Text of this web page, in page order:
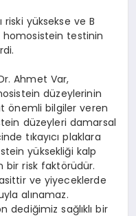
riski yüksekse ve B
homosistein testinin
Ahmet Var,
düzeylerinin
önemli bilgiler veren
düzeyleri damarsal
tıkayıcı plaklara
yüksekliği kalp
bir risk faktörüdür.
ve yiyeceklerde
alınamaz.
sağlıklı bir